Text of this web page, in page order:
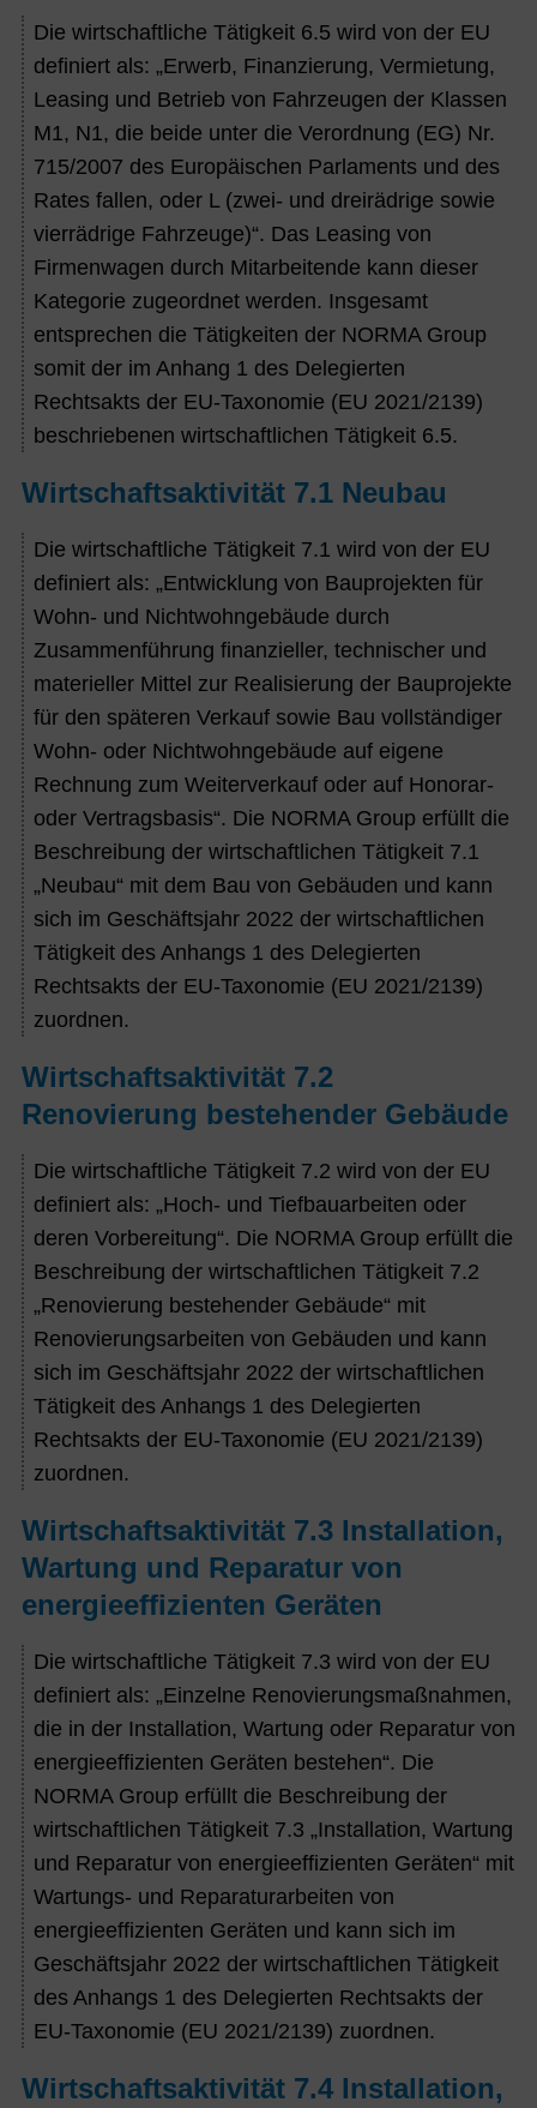
Die wirtschaftliche Tätigkeit 6.5 wird von der EU
definiert als: „Erwerb, Finanzierung, Vermietung,
Leasing und Betrieb von Fahrzeugen der Klassen
M1, N1, die beide unter die Verordnung (EG) Nr.
715/2007 des Europäischen Parlaments und des
Rates fallen, oder L (zwei- und dreirädrige sowie
vierrädrige Fahrzeuge)“. Das Leasing von
Firmenwagen durch Mitarbeitende kann dieser
Kategorie zugeordnet werden. Insgesamt
entsprechen die Tätigkeiten der NORMA Group
somit der im Anhang 1 des Delegierten
Rechtsakts der EU-Taxonomie (EU 2021/2139)
beschriebenen wirtschaftlichen Tätigkeit 6.5.
Wirtschaftsaktivität 7.1 Neubau
Die wirtschaftliche Tätigkeit 7.1 wird von der EU
definiert als: „Entwicklung von Bauprojekten für
Wohn- und Nichtwohngebäude durch
Zusammenführung finanzieller, technischer und
materieller Mittel zur Realisierung der Bauprojekte
für den späteren Verkauf sowie Bau vollständiger
Wohn- oder Nichtwohngebäude auf eigene
Rechnung zum Weiterverkauf oder auf Honorar-
oder Vertragsbasis“. Die NORMA Group erfüllt die
Beschreibung der wirtschaftlichen Tätigkeit 7.1
„Neubau“ mit dem Bau von Gebäuden und kann
sich im Geschäftsjahr 2022 der wirtschaftlichen
Tätigkeit des Anhangs 1 des Delegierten
Rechtsakts der EU-Taxonomie (EU 2021/2139)
zuordnen.
Wirtschaftsaktivität 7.2
Renovierung bestehender Gebäude
Die wirtschaftliche Tätigkeit 7.2 wird von der EU
definiert als: „Hoch- und Tiefbauarbeiten oder
deren Vorbereitung“. Die NORMA Group erfüllt die
Beschreibung der wirtschaftlichen Tätigkeit 7.2
„Renovierung bestehender Gebäude“ mit
Renovierungsarbeiten von Gebäuden und kann
sich im Geschäftsjahr 2022 der wirtschaftlichen
Tätigkeit des Anhangs 1 des Delegierten
Rechtsakts der EU-Taxonomie (EU 2021/2139)
zuordnen.
Wirtschaftsaktivität 7.3 Installation,
Wartung und Reparatur von
energieeffizienten Geräten
Die wirtschaftliche Tätigkeit 7.3 wird von der EU
definiert als: „Einzelne Renovierungsmaßnahmen,
die in der Installation, Wartung oder Reparatur von
energieeffizienten Geräten bestehen“. Die
NORMA Group erfüllt die Beschreibung der
wirtschaftlichen Tätigkeit 7.3 „Installation, Wartung
und Reparatur von energieeffizienten Geräten“ mit
Wartungs- und Reparaturarbeiten von
energieeffizienten Geräten und kann sich im
Geschäftsjahr 2022 der wirtschaftlichen Tätigkeit
des Anhangs 1 des Delegierten Rechtsakts der
EU-Taxonomie (EU 2021/2139) zuordnen.
Wirtschaftsaktivität 7.4 Installation,